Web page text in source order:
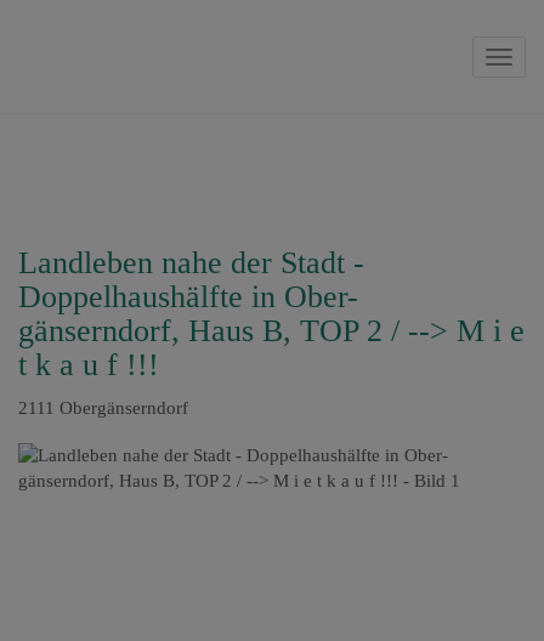
Landleben nahe der Stadt -
Doppelhaushälfte in Ober-
gänserndorf, Haus B, TOP 2 / --> M i e
t k a u f !!!
2111 Obergänserndorf